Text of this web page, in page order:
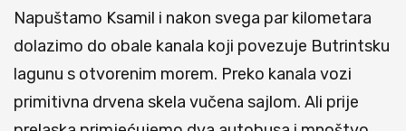
Napuštamo Ksamil i nakon svega par kilometara
dolazimo do obale kanala koji povezuje Butrintsku
lagunu s otvorenim morem. Preko kanala vozi
primitivna drvena skela vučena sajlom. Ali prije